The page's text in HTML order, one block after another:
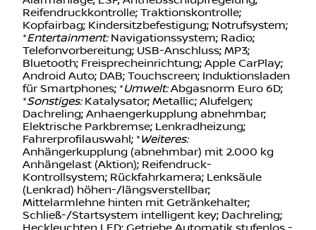
Reifendruckkontrolle; Traktionskontrolle;
Kopfairbag; Kindersitzbefestigung; Notrufsystem;
*Entertainment:Navigationssystem; Radio;
Telefonvorbereitung; USB-Anschluss; MP3;
Bluetooth; Freisprecheinrichtung; Apple CarPlay;
Android Auto; DAB; Touchscreen; Induktionsladen
für Smartphones; *Umwelt:Abgasnorm Euro 6D;
*Sonstiges:Katalysator; Metallic; Alufelgen;
Dachreling; Anhaengerkupplung abnehmbar;
Elektrische Parkbremse; Lenkradheizung;
Fahrerprofilauswahl; *Weiteres:
Anhängerkupplung (abnehmbar) mit 2.000 kg
Anhängelast (Aktion); Reifendruck-
Kontrollsystem; Rückfahrkamera; Lenksäule
(Lenkrad) höhen-/längsverstellbar;
Mittelarmlehne hinten mit Getränkehalter;
Schließ-/Startsystem intelligent key; Dachreling;
Heckleuchten LED; Getriebe Automatik stufenlos -